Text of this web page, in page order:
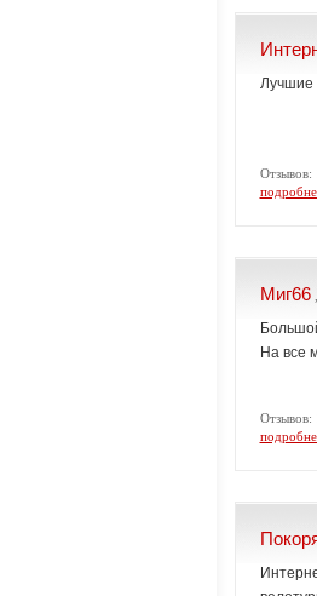
Лучшие
Миг66,
На все